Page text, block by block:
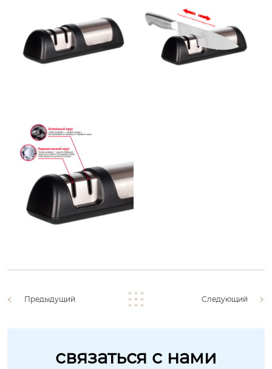
Предыдущий Следующий
связаться с нами